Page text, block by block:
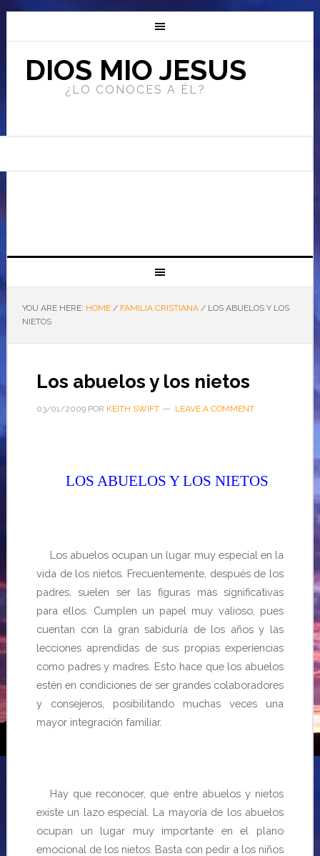
DIOS MIO JESUS
¿LO CONOCES A ÉL?
YOU ARE HERE: HOME / FAMILIA CRISTIANA /LOS ABUELOS Y LOS
NIETOS
Los abuelos y los nietos
03/01/2009POR KEITH SWIFT LEAVE A COMMENT
LOS ABUELOS Y LOS NIETOS
Los abuelos ocupan un lugar muy especial en la
vida de los nietos. Frecuentemente, después de los
padres, suelen ser las figuras más significativas
para ellos. Cumplen un papel muy valioso, pues
cuentan con la gran sabiduría de los años y las
lecciones aprendidas de sus propias experiencias
como padres y madres. Esto hace que los abuelos
estén en condiciones de ser grandes colaboradores
y consejeros, posibilitando muchas veces una
mayor integración familiar.
Hay que reconocer, que entre abuelos y nietos
existe un lazo especial. La mayoría de los abuelos
ocupan un lugar muy importante en el plano
emocional de los nietos. Basta con pedir a los niños